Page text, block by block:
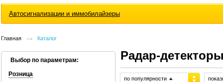
Автосигнализации и иммобилайзеры
Главная Каталог
Выбор по параметрам:
Розница
Радар-
по популярности